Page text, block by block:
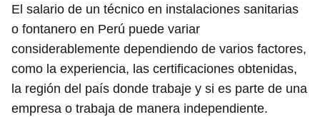
El salario de un técnico en instalaciones sanitarias
o fontanero en Perú puede variar
considerablemente dependiendo de varios factores,
como la experiencia, las certificaciones obtenidas,
la región del país donde trabaje y si es parte de una
empresa o trabaja de manera independiente.